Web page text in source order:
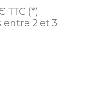
TTC (*)
entre 2 et 3